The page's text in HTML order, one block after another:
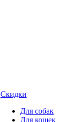
Скидки
Для собак
Для кошек